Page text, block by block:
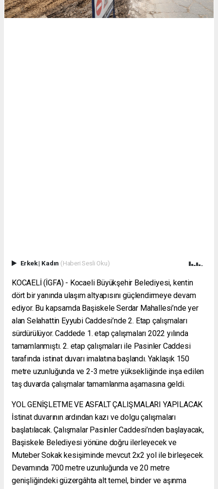
Erkek| Kadın (Haberi Sesli Oku)
KOCAELİ (İGFA) - Kocaeli Büyükşehir Belediyesi, kentin
dört bir yanında ulaşım altyapısını güçlendirmeye devam
ediyor. Bu kapsamda Başiskele Serdar Mahallesi’nde yer
alan Selahattin Eyyubi Caddesi’nde 2. Etap çalışmaları
sürdürülüyor. Caddede 1. etap çalışmaları 2022 yılında
tamamlanmıştı. 2. etap çalışmaları ile Pasinler Caddesi
tarafında istinat duvarı imalatına başlandı. Yaklaşık 150
metre uzunluğunda ve 2-3 metre yüksekliğinde inşa edilen
taş duvarda çalışmalar tamamlanma aşamasına geldi.
YOL GENİŞLETME VE ASFALT ÇALIŞMALARI YAPILACAK
İstinat duvarının ardından kazı ve dolgu çalışmaları
başlatılacak. Çalışmalar Pasinler Caddesi’nden başlayacak,
Başiskele Belediyesi yönüne doğru ilerleyecek ve
Muteber Sokak kesişiminde mevcut 2x2 yol ile birleşecek.
Devamında 700 metre uzunluğunda ve 20 metre
genişliğindeki güzergâhta alt temel, binder ve aşınma